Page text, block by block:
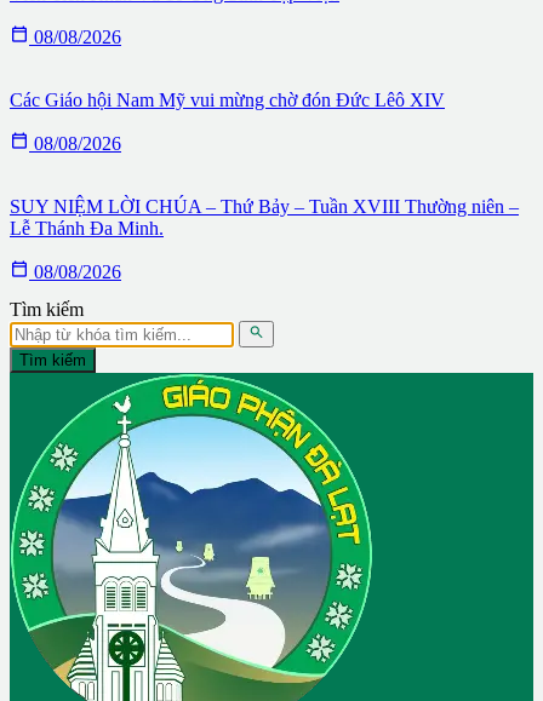
 08/08/2026
Các Giáo hội Nam Mỹ vui mừng chờ đón Đức Lêô XIV
 08/08/2026
SUY NIỆM LỜI CHÚA – Thứ Bảy – Tuần XVIII Thường niên –
Lễ Thánh Đa Minh.
 08/08/2026
Tìm kiếm

Tìm kiếm